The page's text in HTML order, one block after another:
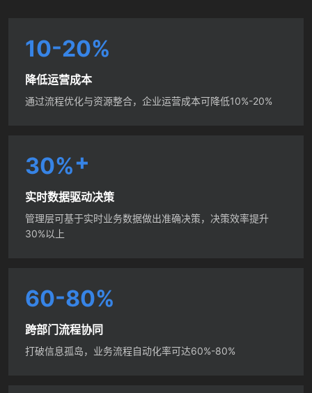
10-20%
降低运营成本
通过流程优化与资源整合，企业运营成本可降低10%-20%
30%+
实时数据驱动决策
管理层可基于实时业务数据做出准确决策，决策效率提升
30%以上
60-80%
跨部门流程协同
打破信息孤岛，业务流程自动化率可达60%-80%